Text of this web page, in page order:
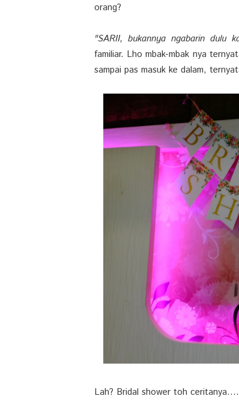
orang?
"SARII, bukannya ngabarin dulu
familiar. Lho mbak-mbak nya
sampai pas masuk ke dalam,
Lah? Bridal shower toh